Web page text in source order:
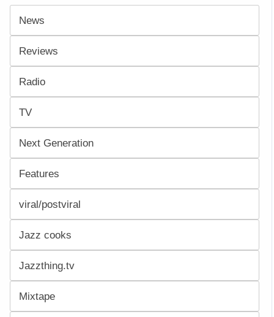
News
Reviews
Radio
TV
Next Generation
Features
viral/postviral
Jazz cooks
Jazzthing.tv
Mixtape